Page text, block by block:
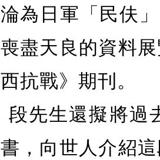
淪為日軍「民伕
喪盡天良的資料
西抗戰》期刊。
段先生還擬將過
書，向世人介紹